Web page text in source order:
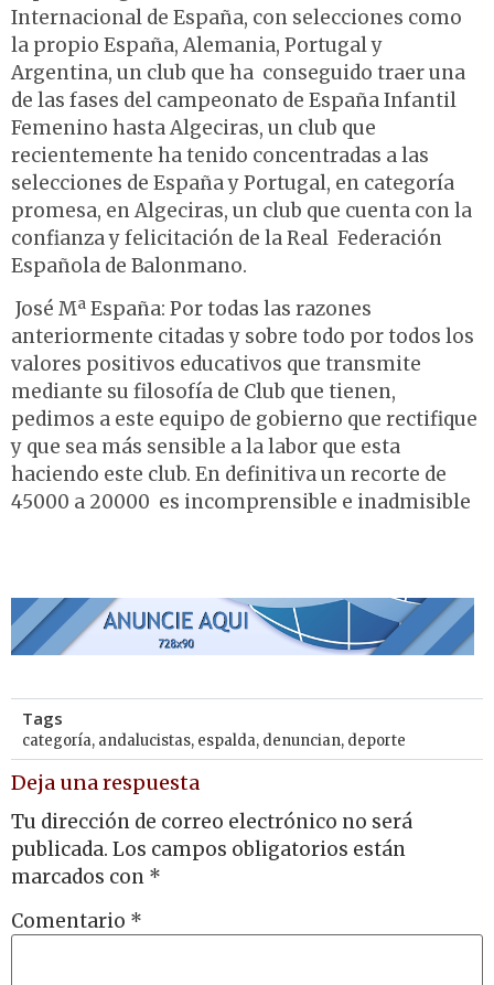
Internacional de España, con selecciones como
la propio España, Alemania, Portugal y
Argentina, un club que ha conseguido traer una
de las fases del campeonato de España Infantil
Femenino hasta Algeciras, un club que
recientemente ha tenido concentradas a las
selecciones de España y Portugal, en categoría
promesa, en Algeciras, un club que cuenta con la
confianza y felicitación de la Real Federación
Española de Balonmano.
José Mª España: Por todas las razones
anteriormente citadas y sobre todo por todos los
valores positivos educativos que transmite
mediante su filosofía de Club que tienen,
pedimos a este equipo de gobierno que rectifique
y que sea más sensible a la labor que esta
haciendo este club. En definitiva un recorte de
45000 a 20000  es incomprensible e inadmisible
Tags
categoría, andalucistas, espalda, denuncian, deporte
Deja una respuesta
Tu dirección de correo electrónico no será
publicada. Los campos obligatorios están
marcados con *
Comentario *